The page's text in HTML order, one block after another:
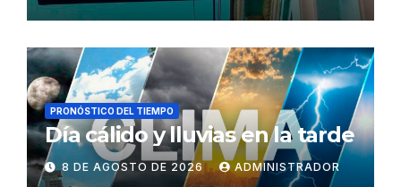
PRONÓSTICO DEL TIEMPO
Día cálido y lluvias en la tarde
8 DE AGOSTO DE 2026 ADMINISTRADOR